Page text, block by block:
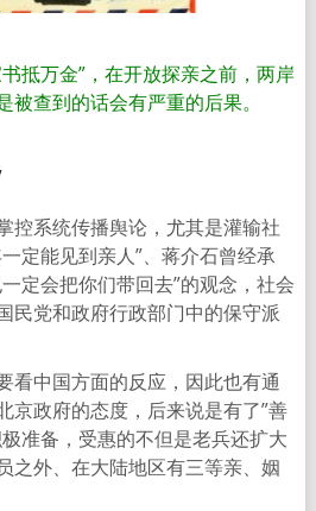
抵万金”，在开放探亲之前，两岸
查到的话会有严重的后果。
控系统传播舆论，尤其是灌输社
定能见到亲人”、蒋介石曾经承
定会把你们带回去”的观念，社会
民党和政府行政部门中的保守派
看中国方面的反应，因此也有通
京政府的态度，后来说是有了”善
准备，受惠的不但是老兵还扩大
之外、在大陆地区有三等亲、姻